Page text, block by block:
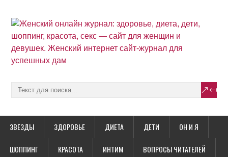
ЗВЕЗДЫ ЗДОРОВЬЕ ДИЕТА ДЕТИ ОН И Я
ШОППИНГ КРАСОТА ИНТИМ ВОПРОСЫ ЧИТАТЕЛЕЙ